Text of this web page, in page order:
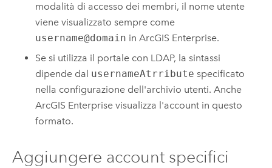
modalità di accesso dei membri, il nome utente
viene visualizzato sempre come
username@domain inArcGIS Enterprise.
Se si utilizza il portale con LDAP, la sintassi
dipende dal usernameAtrribute specificato
nella configurazione dell'archivio utenti. Anche
ArcGIS Enterprise visualizza l'account in questo
formato.
Aggiungere account specifici